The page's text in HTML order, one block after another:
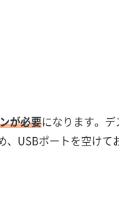
が必要になります。
、USBポートを空けて